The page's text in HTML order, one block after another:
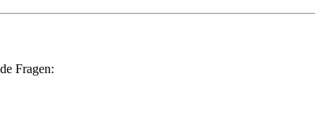
Fragen: